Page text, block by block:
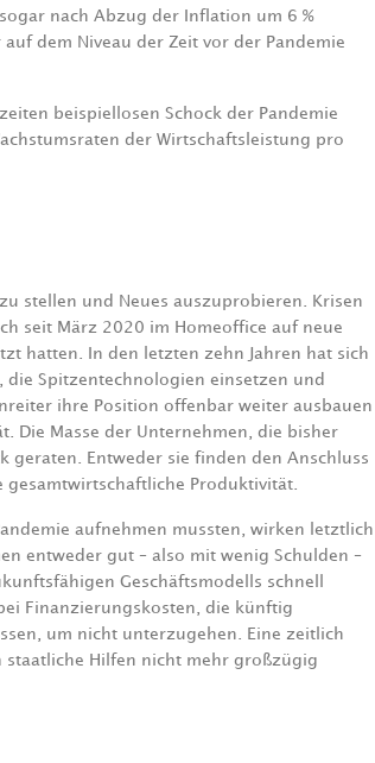
nach Abzug der Inflation um 6 %
dem Niveau der Zeit vor der Pandemie
beispiellosen Schock der Pandemie
der Wirtschaftsleistung pro
stellen und Neues auszuprobieren. Krisen
seit März 2020 im Homeoffice auf neue
hatten. In den letzten zehn Jahren hat sich
Spitzentechnologien einsetzen und
ihre Position offenbar weiter ausbauen
Die Masse der Unternehmen, die bisher
Entweder sie finden den Anschluss
gesamtwirtschaftliche Produktivität.
aufnehmen mussten, wirken letztlich
entweder gut – also mit wenig Schulden –
Geschäftsmodells schnell
Finanzierungskosten, die künftig
um nicht unterzugehen. Eine zeitlich
staatliche Hilfen nicht mehr großzügig